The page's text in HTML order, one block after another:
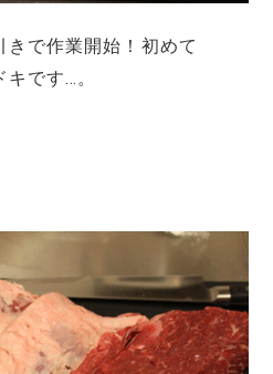
で作業開始！初めて
です…。